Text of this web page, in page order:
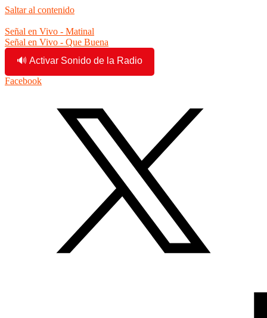
Saltar al contenido
Señal en Vivo - Matinal
Señal en Vivo - Que Buena
🔊 Activar Sonido de la Radio
Facebook